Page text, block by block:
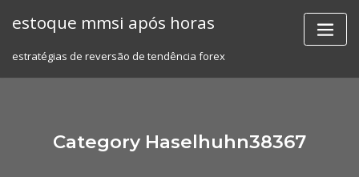
estoque mmsi após horas
estratégias de reversão de tendência forex
Category Haselhuhn38367